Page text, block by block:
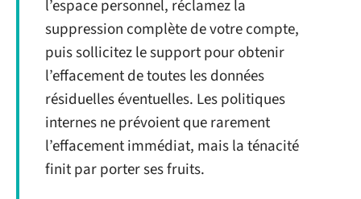
l’espace personnel, réclamez la
suppression complète de votre compte,
puis sollicitez le support pour obtenir
l’effacement de toutes les données
résiduelles éventuelles. Les politiques
internes ne prévoient que rarement
l’effacement immédiat, mais la ténacité
finit par porter ses fruits.